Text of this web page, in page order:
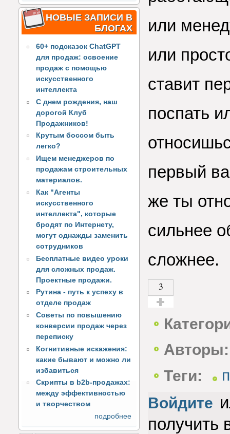
НОВЫЕ ЗАПИСИ В
БЛОГАХ
60+ подсказок ChatGPT
для продаж: освоение
продаж с помощью
искусственного
интеллекта
С днем рождения, наш
дорогой Клуб
Продажников!
Крутым боссом быть
легко?
Ищем менеджеров по
продажам строительных
материалов.
Как "Агенты
искусственного
интеллекта", которые
бродят по Интернету,
могут однажды заменить
сотрудников
Бесплатные видео уроки
для сложных продаж.
Проектные продажи.
Рутина - путь к успеху в
отделе продаж
Советы по повышению
конверсии продаж через
переписку
Когнитивные искажения:
какие бывают и можно ли
избавиться
Скрипты в b2b-продажах:
между эффективностью
и творчеством
подробнее
или
или
ставит
поспать
первый
же ты
сильнее
сложнее.
3
Авторы:
Теги:
Войдите
получить